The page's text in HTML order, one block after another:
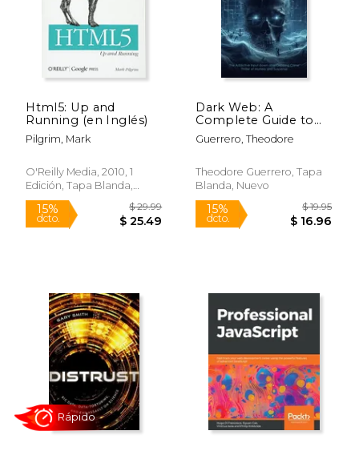
6%
dcto. $ 32.93
15%
dcto.
Html5: Up and
Running (en Inglés)
Pilgrim, Mark
O'Reilly Media, 2010, 1
Edición, Tapa Blanda,
Nuevo
Dark Web: A
Complete Guide to
the Dark Web True
Tales (The Addictive
Gripping Crime
Thriller of Mystery
Guerrero, Theodore
Theodore Guerrero, Tapa
Blanda, Nuevo